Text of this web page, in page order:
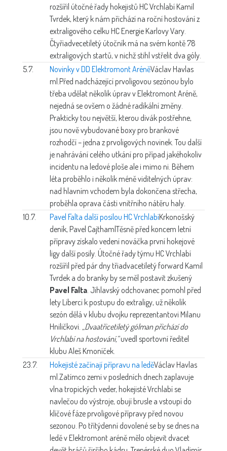
rozšířil útočné řady hokejistů HC Vrchlabí Kamil
Tvrdek, který k nám přichází na roční hostování z
extraligového celku HC Energie Karlovy Vary.
Čtyřiadvecetiletý útočník má na svém kontě 78
extraligových startů, v nichž stihl vstřelit dva góly.
5.7.
Novinky v DD Elektromont AréněVáclav Havlas
ml. Před nadcházející prvoligovou sezónou bylo
třeba udělat několik úprav v Elektromont Aréně,
nejedná se ovšem o žádné radikální změny.
Prakticky tou největší, kterou divák postřehne,
jsou nově vybudované boxy pro brankové
rozhodčí – jedna z prvoligových novinek. Tou další
je nahrávání celého utkání pro případ jakéhokoliv
incidentu na ledové ploše ale i mimo ni. Během
léta proběhlo i několik méně viditelných úprav:
nad hlavním vchodem byla dokončena střecha,
proběhla oprava části vnitřního nátěru haly.
10.7.
Pavel Falta další posilou HC VrchlabíKrkonošský
deník, Pavel CajthamlTěsně před koncem letní
přípravy získalo vedení nováčka první hokejové
ligy další posily. Útočné řady týmu HC Vrchlabí
rozšířil před pár dny třiadvacetiletý forward Kamil
Tvrdek a do branky by se měl postavit zkušený
Pavel Falta . Jihlavský odchovanec pomohl před
lety Liberci k postupu do extraligy, už několik
sezón dělá v klubu dvojku reprezentantovi Milanu
Hniličkovi. „Dvaatřicetiletý gólman přichází do
Vrchlabí na hostování,“uvedl sportovní ředitel
klubu Aleš Kmoníček.
23.7.
Hokejisté začínají přípravu na leděVáclav Havlas
ml. Zatímco zemi v posledních dnech zaplavuje
vlna tropických veder, hokejisté Vrchlabí se
navlečou do výstroje, obují brusle a vstoupí do
klíčové fáze prvoligové přípravy před novou
sezonou. Po třítýdenní dovolené se by se dnes na
ledě v Elektromont aréně mělo objevit dvacet